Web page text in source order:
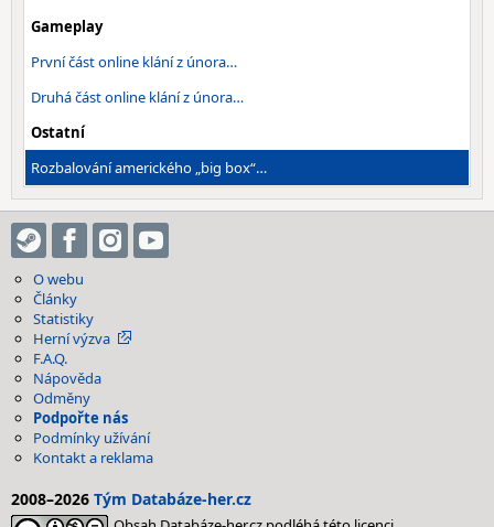
Gameplay
První část online klání z února…
Druhá část online klání z února…
Ostatní
Rozbalování amerického „big box“…
O webu
Články
Statistiky
Herní výzva
F.A.Q.
Nápověda
Odměny
Podpořte nás
Podmínky užívání
Kontakt a reklama
2008–2026 Tým Databáze-her.cz